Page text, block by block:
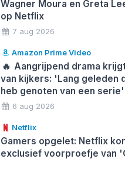
Wagner Moura en Greta
op Netflix
7 aug 2026
Amazon Prime Video
🔥 Aangrijpend drama
van kijkers: 'Lang geleden
heb genoten van een serie'
6 aug 2026
Netflix
Gamers opgelet: Netflix
exclusief voorproefje van